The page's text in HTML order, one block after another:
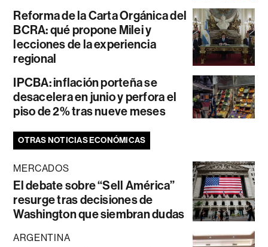
Reforma de la Carta Orgánica del
BCRA: qué propone Milei y
lecciones de la experiencia
regional
IPCBA: inflación porteña se
desacelera en junio y perfora el
piso de 2% tras nueve meses
OTRAS NOTICIAS ECONÓMICAS
MERCADOS
El debate sobre “Sell América”
resurge tras decisiones de
Washington que siembran dudas
ARGENTINA